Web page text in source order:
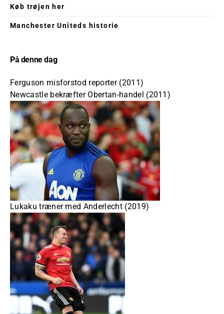
Køb trøjen her
Manchester Uniteds historie
På denne dag
Ferguson misforstod reporter (2011)
Newcastle bekræfter Obertan-handel (2011)
Lukaku træner med Anderlecht (2019)